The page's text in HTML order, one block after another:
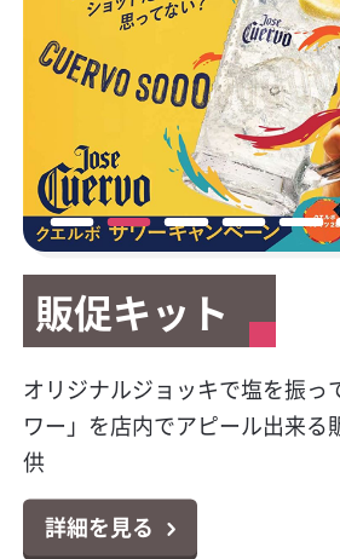
販促キット
今大人気のプレミアムテキーラ
る！クエルボ 1800 レポサド キ
詳細を見る
販促キット
オリジナルジョッキで塩を振っ
ワー」を店内でアピール出来る
供
詳細を見る
新サービスご案内
カクヤスで廃食用油の回収サー
た！
詳細を見る
テイクアウト容器
テイクアウトやデリバリーに大
らお届け可能なテイクアウト容
詳細を見る
マイレージキャン
対象商品のポイントシールを集
な景品と交換出来る「カンパリ
ー マイレージクラブ プログラム
詳細を見る
公式Facebookペ
設
カクヤス業務用Facebookペー
ナビ」を開設しました！
詳細を見る
HACCP（ハサッ
は？
対策はじめていますか？6月よ
ました！チェックシートの無料
きます！
キラシャン特集
キラキラボトルで映えるパリピ
パークリングワイン11選
詳細を見る